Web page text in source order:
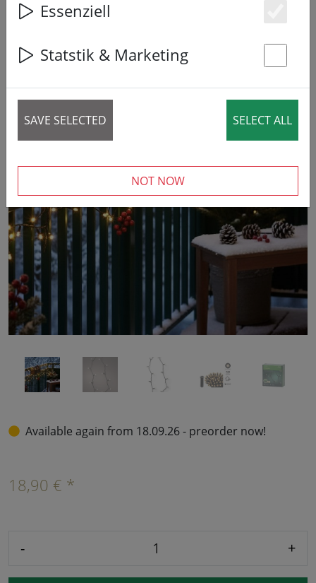
Available again from 18.09.26 - preorder now!
18,90 € *
- +
Essenziell
Statstik & Marketing
SAVE SELECTED SELECT ALL
NOT NOW